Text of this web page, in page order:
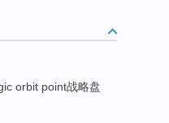
orbit point战略盘